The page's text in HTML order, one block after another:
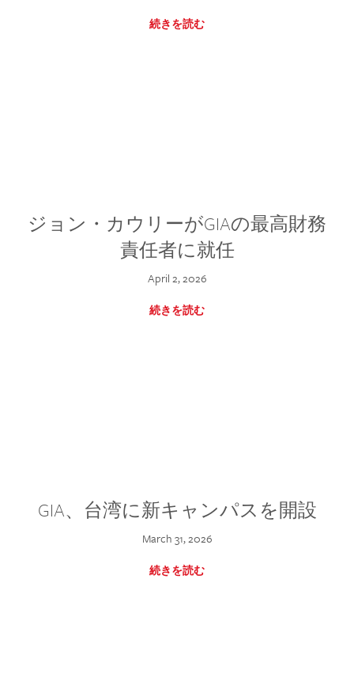
続きを読む
ジョン・カウリーがGIAの最高財務
責任者に就任
April 2, 2026
続きを読む
GIA、台湾に新キャンパスを開設
March 31, 2026
続きを読む